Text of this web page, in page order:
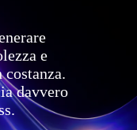
e
davvero